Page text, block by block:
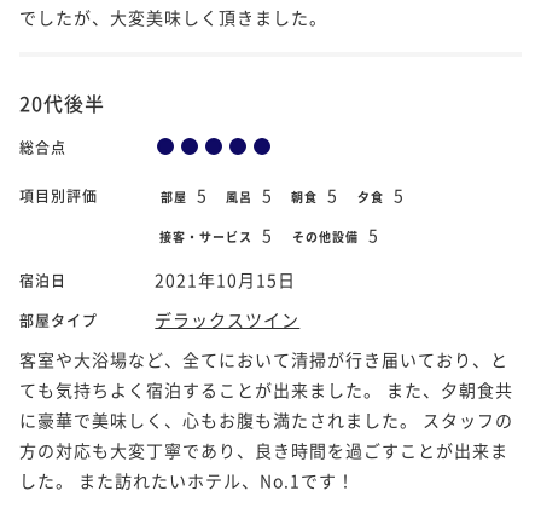
でしたが、大変美味しく頂きました。
20代後半
総合点
項目別評価 部屋 5 風呂 5 朝食 5 夕食 5
接客・サービス 5 その他設備 5
宿泊日 2021年10月15日
部屋タイプ
デラックスツイン
客室や大浴場など、全てにおいて清掃が行き届いており、と
ても気持ちよく宿泊することが出来ました。 また、夕朝食共
に豪華で美味しく、心もお腹も満たされました。 スタッフの
方の対応も大変丁寧であり、良き時間を過ごすことが出来ま
した。 また訪れたいホテル、No.1です！